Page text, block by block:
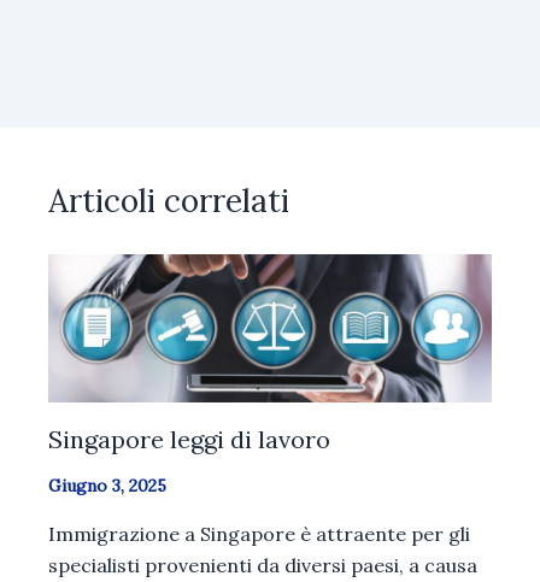
Articoli correlati
Singapore leggi di lavoro
Giugno 3, 2025
Immigrazione a Singapore è attraente per gli
specialisti provenienti da diversi paesi, a causa